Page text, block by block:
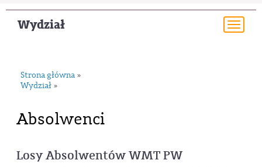
Wydział
Strona główna »
Wydział »
Absolwenci
Losy Absolwentów WMT PW